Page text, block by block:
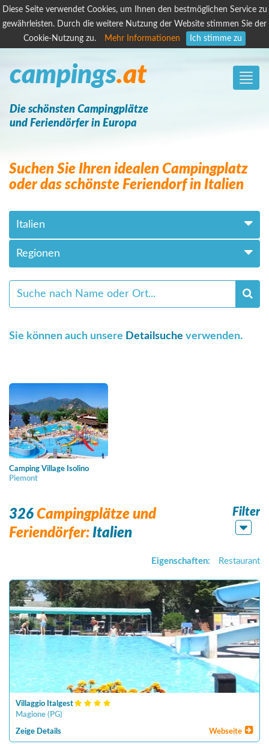
Diese Seite verwendet Cookies, um Ihnen den bestmöglichen Service zu
gewährleisten. Durch die weitere Nutzung der Website stimmen Sie der
Cookie-Nutzung zu.
Mehr Informationen Ich stimme zu
Toggle
campings.at
Die schönsten Campingplätze
und Feriendörfer in Europa
Suchen Sie Ihren idealen Campingplatz
oder das schönste Feriendorf in Italien
Italien
Regionen
Sie können auch unsere Detailsuche verwenden.
Camping Village Isolino
Piemont
326 Campingplätze und
Feriendörfer: Italien
Filter
Eigenschaften: Restaurant
Villaggio Italgest
Magione ( PG)
Zeige Details Webseite